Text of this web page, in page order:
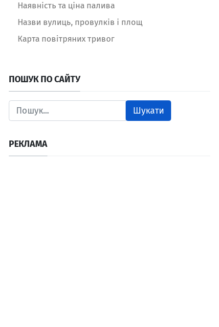
Наявність та ціна палива
Назви вулиць, провулків і площ
Карта повітряних тривог
ПОШУК ПО САЙТУ
Шукати
РЕКЛАМА